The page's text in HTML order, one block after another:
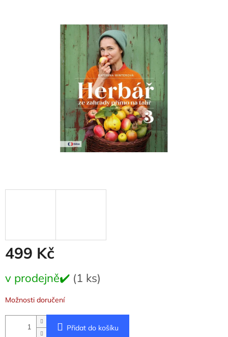
499 Kč
cena:
v prodejně✔️ (1 ks)
Možnosti doručení
Přidat do košíku